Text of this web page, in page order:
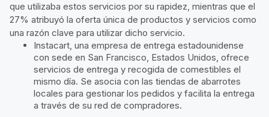
que utilizaba estos servicios por su rapidez, mientras que el
27% atribuyó la oferta única de productos y servicios como
una razón clave para utilizar dicho servicio.
Instacart, una empresa de entrega estadounidense
con sede en San Francisco, Estados Unidos, ofrece
servicios de entrega y recogida de comestibles el
mismo día. Se asocia con las tiendas de abarrotes
locales para gestionar los pedidos y facilita la entrega
a través de su red de compradores.